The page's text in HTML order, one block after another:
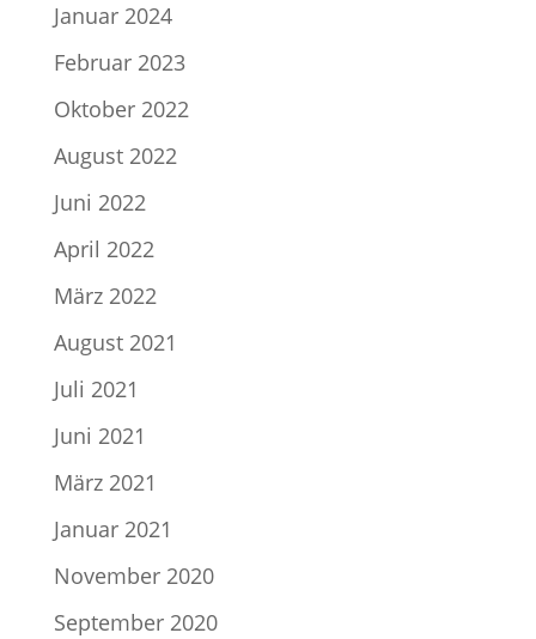
Januar 2024
Februar 2023
Oktober 2022
August 2022
Juni 2022
April 2022
März 2022
August 2021
Juli 2021
Juni 2021
März 2021
Januar 2021
November 2020
September 2020